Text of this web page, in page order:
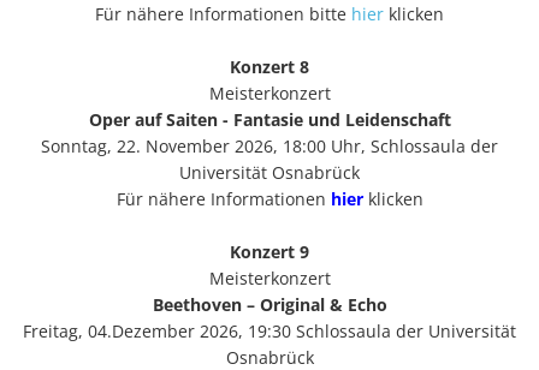
Für nähere Informationen bitte hier klicken
Konzert 8
Meisterkonzert
Oper auf Saiten - Fantasie und Leidenschaft
Sonntag, 22. November 2026, 18:00 Uhr, Schlossaula der
Universität Osnabrück
Für nähere Informationen hier klicken
Konzert 9
Meisterkonzert
Beethoven – Original & Echo
Freitag, 04.Dezember 2026, 19:30 Schlossaula der Universität
Osnabrück